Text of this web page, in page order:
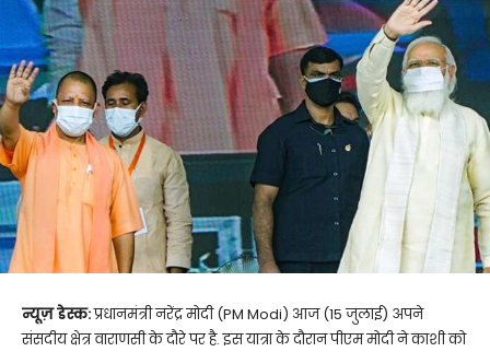
न्यूज़ डेस्क:प्रधानमंत्री नरेंद्र मोदी (PM Modi) आज (15 जुलाई) अपने
संसदीय क्षेत्र वाराणसी के दौरे पर है. इस यात्रा के दौरान पीएम मोदी ने काशी को